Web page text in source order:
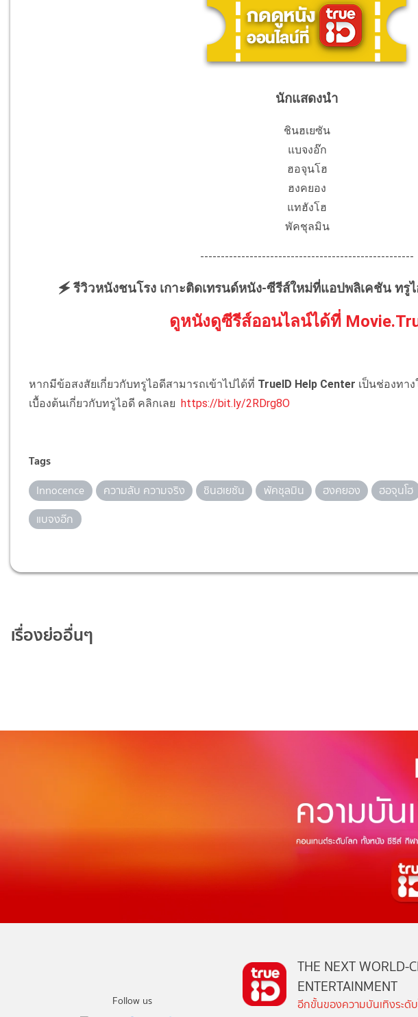
นักแสดงนำ
ชินฮเยซัน
แบจงอ๊ก
ฮอจุนโฮ
ฮงคยอง
แทฮังโฮ
พัคชุลมิน
----------------------------------------------------
🗲 รีวิวหนังชนโรง เกาะติดเทรนด์หนัง-ซีรีส์ใหม่ที่แอปพลิเคชัน ทรู
ดูหนังดูซีรีส์ออนไลน์ได้ที่
หากมีข้อสงสัยเกี่ยวกับทรูไอดีสามารถเข้าไปได้ที่ TrueID Help Center เป็นช่องทา
เบื้องต้นเกี่ยวกับทรูไอดี คลิกเลย https://bit.ly/2RDrg8O
Tags
Innocence ความลับ ความจริง ชินฮเยซัน พัคชุลมิน ฮงคยอง ฮอจุนโฮ
แบจงอ๊ก
เรื่องย่ออื่นๆ
Follow us
THE NEXT WORLD-
ENTERTAINMENT
อีกขั้นของความบันเทิงระดั